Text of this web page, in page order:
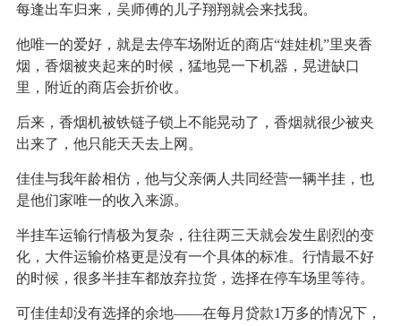
每逢出车归来，吴师傅的儿子翔翔就会来找我。
他唯一的爱好，就是去停车场附近的商店“娃娃机”里夹香
烟，香烟被夹起来的时候，猛地晃一下机器，晃进缺口
里，附近的商店会折价收。
后来，香烟机被铁链子锁上不能晃动了，香烟就很少被夹
出来了，他只能天天去上网。
佳佳与我年龄相仿，他与父亲俩人共同经营一辆半挂，也
是他们家唯一的收入来源。
半挂车运输行情极为复杂，往往两三天就会发生剧烈的变
化，大件运输价格更是没有一个具体的标准。行情最不好
的时候，很多半挂车都放弃拉货，选择在停车场里等待。
可佳佳却没有选择的余地——在每月贷款1万多的情况下，